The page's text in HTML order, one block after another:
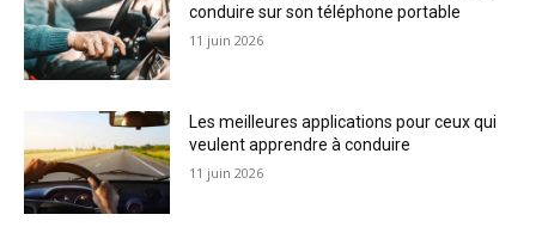
conduire sur son téléphone portable
11 juin 2026
Les meilleures applications pour ceux qui
veulent apprendre à conduire
11 juin 2026